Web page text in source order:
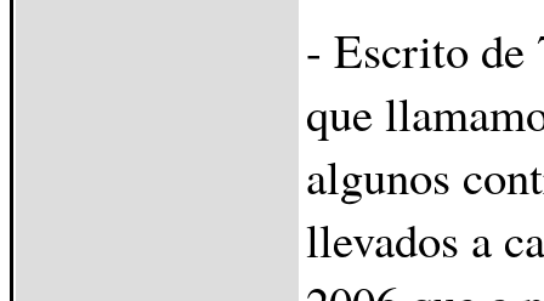
- Escrito de
que
algunos
llevados a